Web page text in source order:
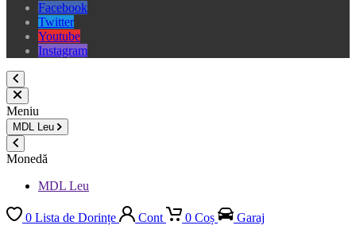
Facebook
Twitter
Youtube
Instagram
Meniu
MDL Leu
Monedă
MDL Leu
0 Lista de Dorințe Cont 0 Coș
Garaj